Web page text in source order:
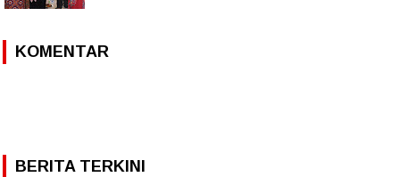
KOMENTAR
BERITA TERKINI